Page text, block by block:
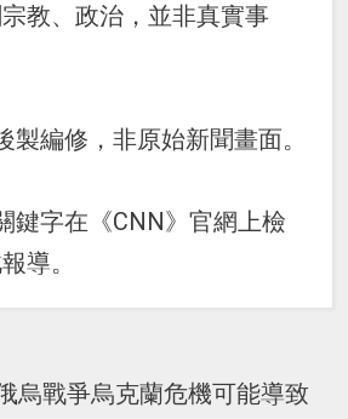
教、政治，並非真實事
製編修，非原始新聞畫面。
鍵字在《CNN》官網上檢
導。
烏戰爭烏克蘭危機可能導致